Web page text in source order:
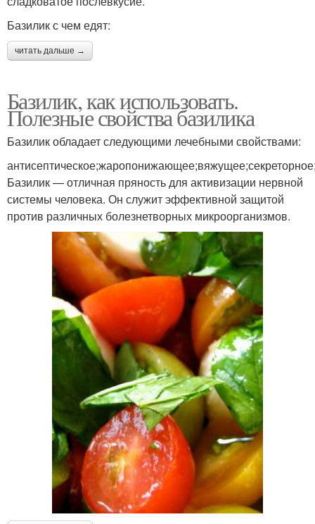
Базилик с чем едят:
читать дальше →
Базилик, как использовать.
Полезные свойства базилика
Базилик обладает следующими лечебными свойствами:
Базилик — отличная пряность для активизации нервной
системы человека. Он служит эффективной защитой
против различных болезнетворных микроорганизмов.